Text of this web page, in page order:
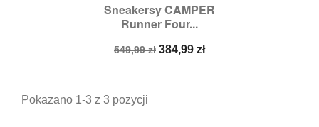
Sneakersy CAMPER
Runner Four...
Cena
549,99 zł Cena
384,99 zł
Pokazano 1-3 z 3 pozycji